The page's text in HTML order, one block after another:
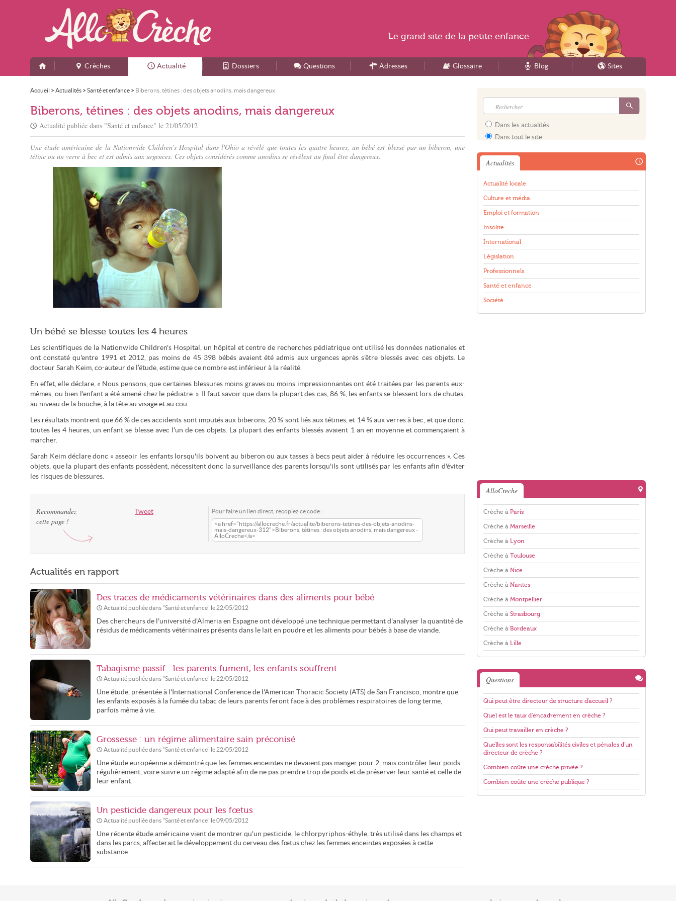
Accueil
Crèches Actualité Dossiers Questions Adresses Glossaire Blog Sites
Accueil > Actualités > Santé et enfance > Biberons, tétines : des objets anodins, mais dangereux
Biberons, tétines : des objets anodins, mais dangereux
Actualité publiée dans "Santé et enfance" le 21/05/2012
Une étude américaine de la Nationwide Children's Hospital dans l'Ohio a révélé que toutes les quatre heures, un bébé est blessé par un biberon, une
tétine ou un verre à bec et est admis aux urgences. Ces objets considérés comme anodins se révèlent au final être dangereux.
CC-by-sa)
Un bébé se blesse toutes les 4 heures
Les scientifiques de la Nationwide Children's Hospital, un hôpital et centre de recherches pédiatrique ont utilisé les données nationales et
ont constaté qu'entre 1991 et 2012, pas moins de 45 398 bébés avaient été admis aux urgences après s'être blessés avec ces objets. Le
docteur Sarah Keim, co-auteur de l’étude, estime que ce nombre est inférieur à la réalité.
En effet, elle déclare, « Nous pensons, que certaines blessures moins graves ou moins impressionnantes ont été traitées par les parents eux-
mêmes, ou bien l'enfant a été amené chez le pédiatre. ». Il faut savoir que dans la plupart des cas, 86 %, les enfants se blessent lors de chutes,
au niveau de la bouche, à la tête au visage et au cou.
Les résultats montrent que 66 % de ces accidents sont imputés aux biberons, 20 % sont liés aux tétines, et 14 % aux verres à bec, et que donc,
toutes les 4 heures, un enfant se blesse avec l'un de ces objets. La plupart des enfants blessés avaient 1 an en moyenne et commençaient à
marcher.
Sarah Keim déclare donc « asseoir les enfants lorsqu'ils boivent au biberon ou aux tasses à becs peut aider à réduire les occurrences ». Ces
objets, que la plupart des enfants possèdent, nécessitent donc la surveillance des parents lorsqu'ils sont utilisés par les enfants afin d'éviter
les risques de blessures.
Tweet
Recommandez
cette page !
Pour faire un lien direct, recopiez ce code :
<a href="https://allocreche.fr/actualite/biberons-tetines-des-objets-anodins-
mais-dangereux-312">Biberons, tétines : des objets anodins, mais dangereux -
AlloCreche</a>
Actualités en rapport
Des traces de médicaments vétérinaires dans des aliments pour bébé
Actualité publiée dans "Santé et enfance" le 22/05/2012
Des chercheurs de l'université d'Almeria en Espagne ont développé une technique permettant d'analyser la quantité de
résidus de médicaments vétérinaires présents dans le lait en poudre et les aliments pour bébés à base de viande.
Tabagisme passif : les parents fument, les enfants souffrent
Actualité publiée dans "Santé et enfance" le 22/05/2012
Une étude, présentée à l'International Conference de l'American Thoracic Society (ATS) de San Francisco, montre que
les enfants exposés à la fumée du tabac de leurs parents feront face à des problèmes respiratoires de long terme,
parfois même à vie.
Grossesse : un régime alimentaire sain préconisé
Actualité publiée dans "Santé et enfance" le 22/05/2012
Une étude européenne a démontré que les femmes enceintes ne devaient pas manger pour 2, mais contrôler leur poids
régulièrement, voire suivre un régime adapté afin de ne pas prendre trop de poids et de préserver leur santé et celle de
leur enfant.
Un pesticide dangereux pour les fœtus
Actualité publiée dans "Santé et enfance" le09/05/2012
Une récente étude américaine vient de montrer qu'un pesticide, le chlorpyriphos-éthyle, très utilisé dans les champs et
dans les parcs, affecterait le développement du cerveau des fœtus chez les femmes enceintes exposées à cette
substance.
Dans les actualités
Dans tout le site
Actualités
Actualité locale
Culture et média
Emploi et formation
Insolite
International
Législation
Professionnels
Santé et enfance
Société
AlloCreche
Crèche à Paris
Crèche à Marseille
Crèche à Lyon
Crèche à Toulouse
Crèche à Nice
Crèche à Nantes
Crèche à Montpellier
Crèche à Strasbourg
Crèche à Bordeaux
Crèche à Lille
Questions
Qui peut être directeur de structure d'accueil ?
Quel est le taux d'encadrement en crèche ?
Qui peut travailler en crèche ?
Quelles sont les responsabilités civiles et pénales d'un
directeur de crèche ?
Combien coûte une crèche privée ?
Combien coûte une crèche publique ?
Le grand site de la petite enfance